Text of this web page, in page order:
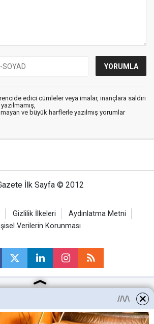
edici cümleler veya imalar, inançlara saldırı
ve büyük harflerle yazılmış yorumlar
İlk Sayfa © 2012
Gizlilik İlkeleri
Aydınlatma Metni
Verilerin Korunması